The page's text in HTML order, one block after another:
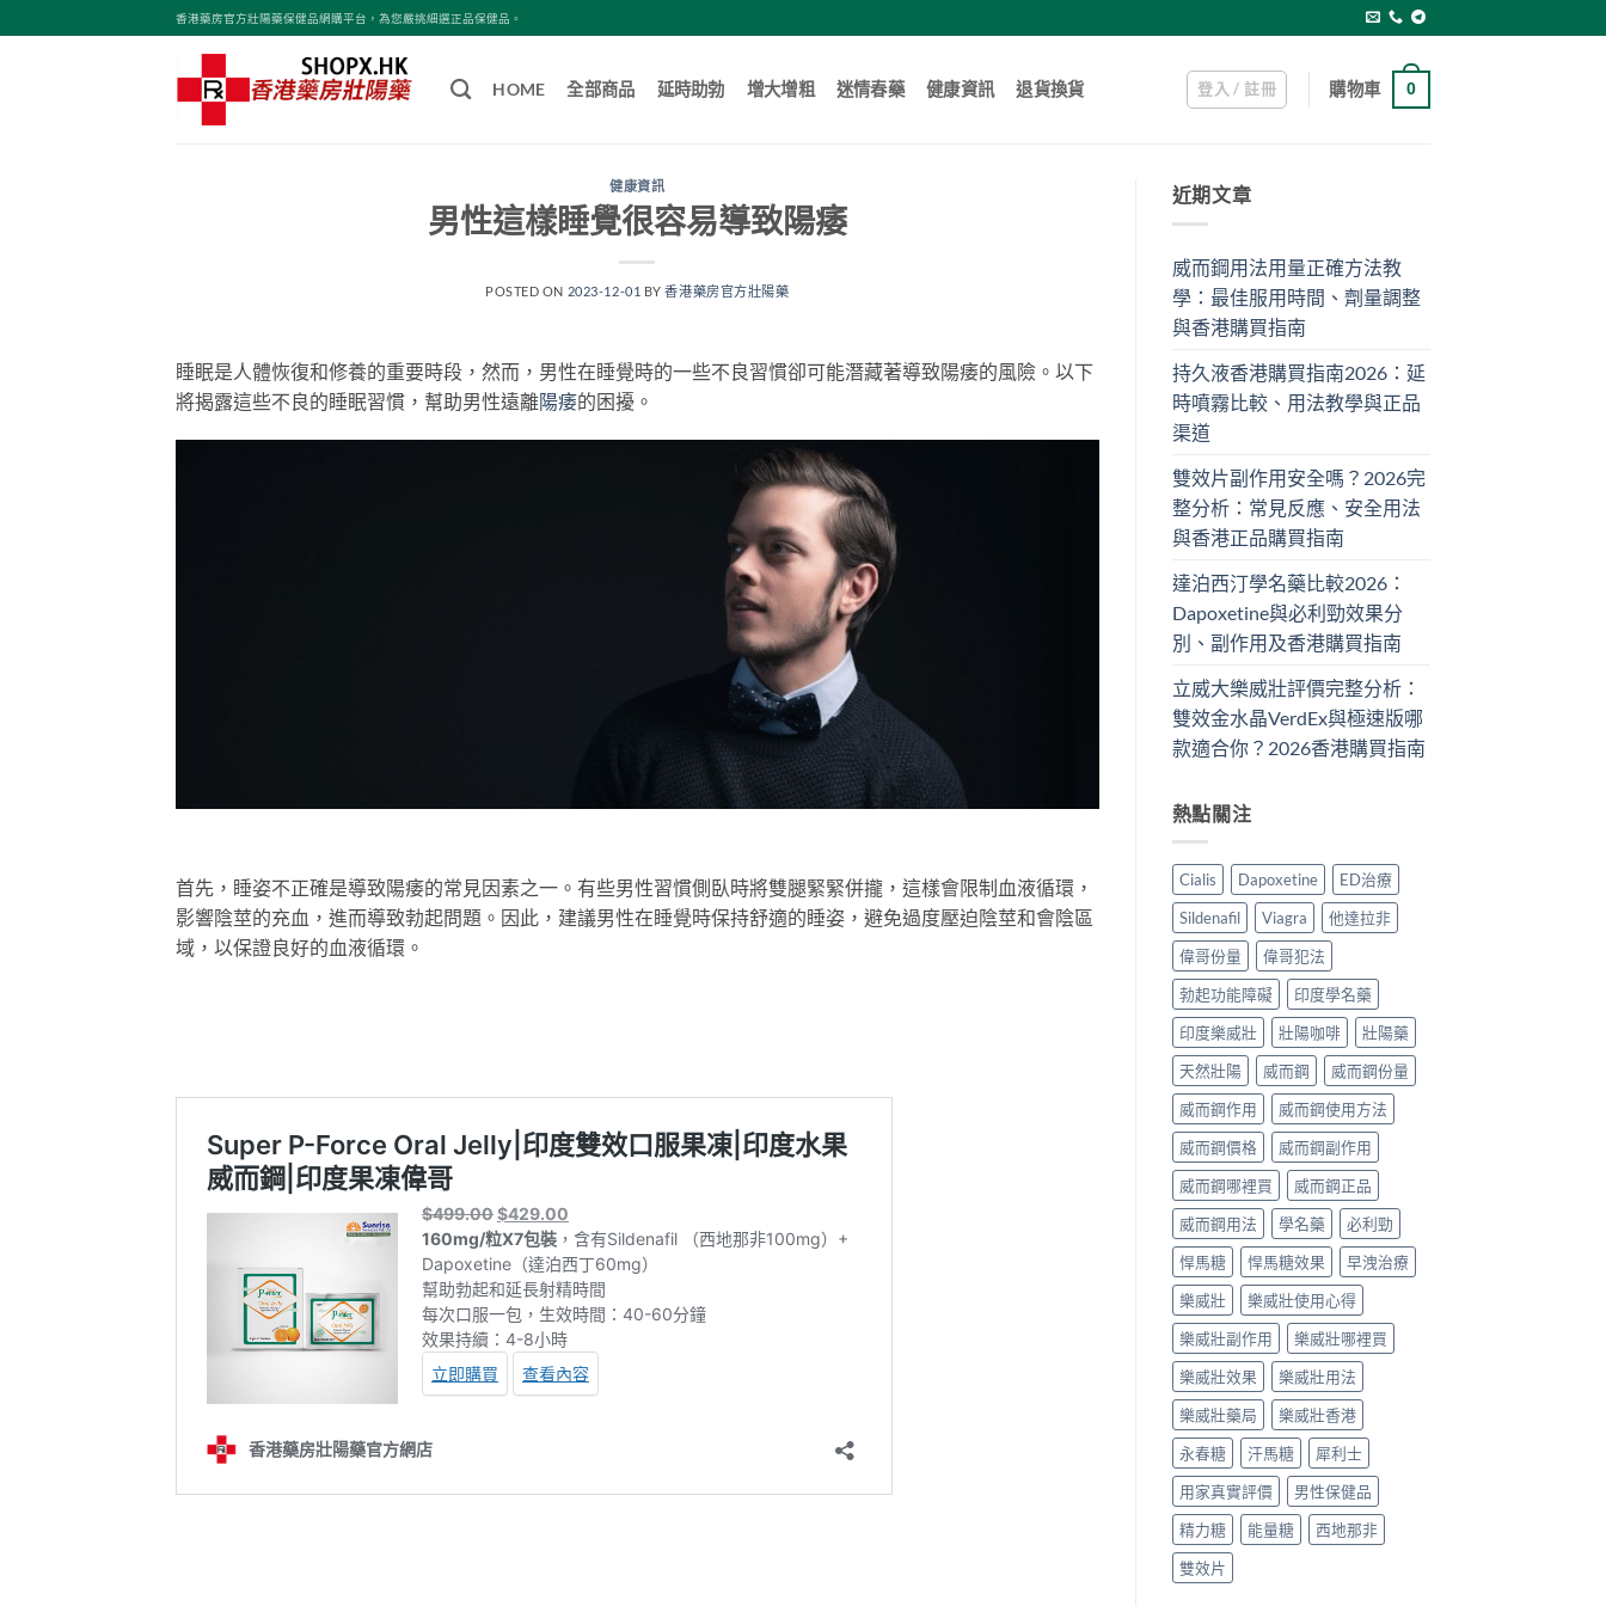
to
香港藥房官方壯陽藥保健品網購平台，為您嚴挑細選正品保健品。
HOME 全部商品 延時助勃 增大增粗 迷情春藥 健康資訊 退貨換貨 登入 / 註冊 購物車 0
健康資訊
男性這樣睡覺很容易導致陽痿
POSTED ON 2023-12-01 BY香港藥房官方壯陽藥
睡眠是人體恢復和修養的重要時段，然而，男性在睡覺時的一些不良習慣卻可能潛藏著導致陽痿的風險。以下
將揭露這些不良的睡眠習慣，幫助男性遠離陽痿的困擾。
首先，睡姿不正確是導致陽痿的常見因素之一。有些男性習慣側臥時將雙腿緊緊併攏，這樣會限制血液循環，
影響陰莖的充血，進而導致勃起問題。因此，建議男性在睡覺時保持舒適的睡姿，避免過度壓迫陰莖和會陰區
域，以保證良好的血液循環。
近期文章
威而鋼用法用量正確方法教
學：最佳服用時間、劑量調整
與香港購買指南
持久液香港購買指南2026：延
時噴霧比較、用法教學與正品
渠道
雙效片副作用安全嗎？2026完
整分析：常見反應、安全用法
與香港正品購買指南
達泊西汀學名藥比較2026：
Dapoxetine與必利勁效果分
別、副作用及香港購買指南
立威大樂威壯評價完整分析：
雙效金水晶VerdEx與極速版哪
款適合你？2026香港購買指南
熱點關注
Cialis Dapoxetine
ED治療
Sildenafil
Viagra
他達拉非
偉哥份量
偉哥犯法
勃起功能障礙
印度學名藥
印度樂威壯
壯陽咖啡
壯陽藥
天然壯陽
威而鋼
威而鋼份量
威而鋼作用
威而鋼使用方法
威而鋼價格
威而鋼副作用
威而鋼哪裡買
威而鋼正品
威而鋼用法
學名藥
必利勁
悍馬糖
悍馬糖效果
早洩治療
樂威壯
樂威壯使用心得
樂威壯副作用
樂威壯哪裡買
樂威壯效果
樂威壯用法
樂威壯藥局
樂威壯香港
永春糖
汗馬糖
犀利士
用家真實評價
男性保健品
精力糖
能量糖
西地那非
雙效片